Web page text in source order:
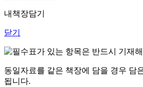
내책장담기
닫기
표가 있는 항목은 반드시 기재
동일자료를 같은 책장에 담을 경우 담
됩니다.